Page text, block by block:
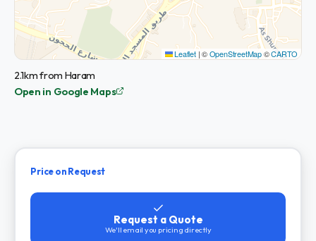
Leaflet |©OpenStreetMap©CARTO
2.1km from Haram
Open in Google Maps
Price on Request
Request a Quote
We'll email you pricing directly